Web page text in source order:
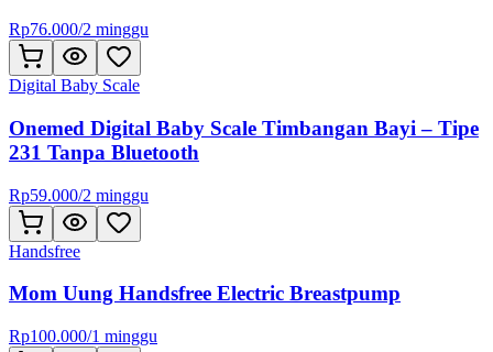
Rp76.000/2 minggu
Digital Baby Scale
Onemed Digital Baby Scale Timbangan Bayi – Tipe
231 Tanpa Bluetooth
Rp59.000/2 minggu
Handsfree
Mom Uung Handsfree Electric Breastpump
Rp100.000/1 minggu